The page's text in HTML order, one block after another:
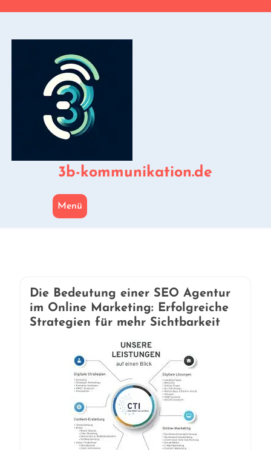
3b-kommunikation.de
Menü
Die Bedeutung einer SEO Agentur
im Online Marketing: Erfolgreiche
Strategien für mehr Sichtbarkeit